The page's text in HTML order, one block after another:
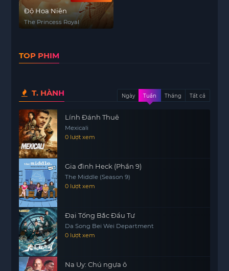
Độ Hoa Niên
The Princess Royal
TOP PHIM
T. HÀNH Ngày Tuần Tháng Tất cả
Lính Đánh Thuê
Mexicali
0 lượt xem
Gia đình Heck (Phần 9)
The Middle (Season 9)
0 lượt xem
Đại Tống Bắc Đẩu Tư
Da Song Bei Wei Department
0 lượt xem
Na Uy: Chú ngựa ô